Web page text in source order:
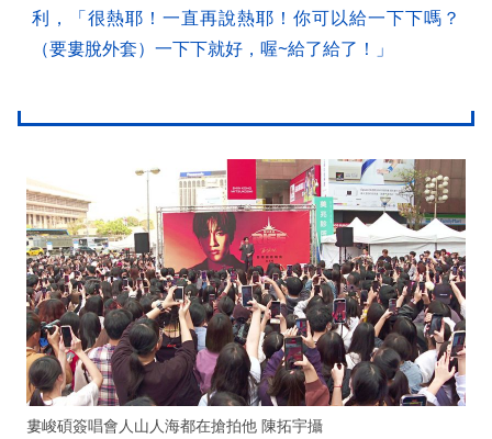
利，「很熱耶！一直再說熱耶！你可以給一下下嗎？
（要婁脫外套）一下下就好，喔~給了給了！」
婁峻碩簽唱會人山人海都在搶拍他 陳拓宇攝